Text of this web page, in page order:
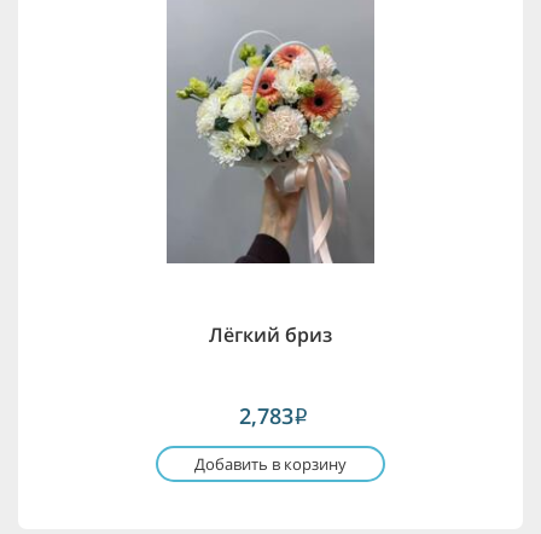
Лёгкий бриз
2,783i
Добавить в корзину